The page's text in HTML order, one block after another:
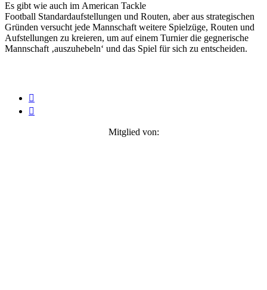
Es gibt wie auch im American Tackle
Football Standardaufstellungen und Routen, aber aus strategischen
Gründen versucht jede Mannschaft weitere Spielzüge, Routen und
Aufstellungen zu kreieren, um auf einem Turnier die gegnerische
Mannschaft ‚auszuhebeln‘ und das Spiel für sich zu entscheiden.


Mitglied von: